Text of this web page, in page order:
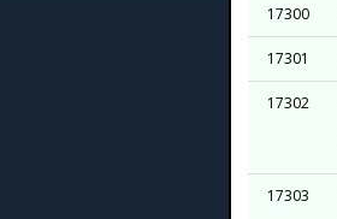
17300
17301
17302
17303